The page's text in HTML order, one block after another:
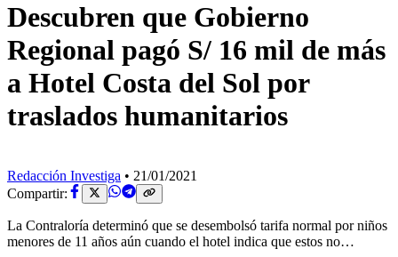
Descubren que Gobierno
Regional pagó S/ 16 mil de más
a Hotel Costa del Sol por
traslados humanitarios
Redacción Investiga • 21/01/2021
Compartir:
La Contraloría determinó que se desembolsó tarifa normal por niños
menores de 11 años aún cuando el hotel indica que estos no…